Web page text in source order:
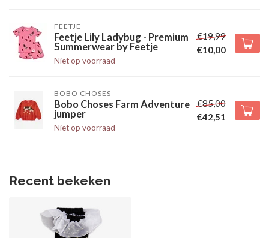
FEETJE
Feetje Lily Ladybug - Premium
Summerwear by Feetje
Niet op voorraad
€19,99
€10,00
BOBO CHOSES
Bobo Choses Farm Adventure
jumper
Niet op voorraad
€85,00
€42,51
Recent bekeken